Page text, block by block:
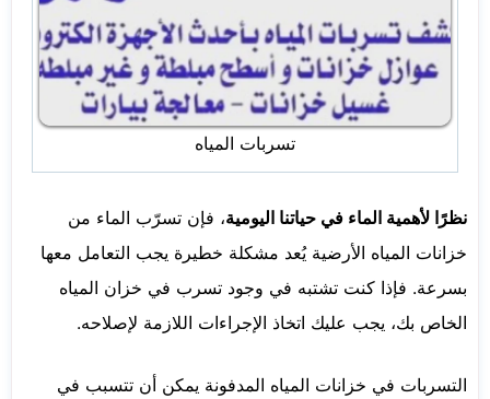
تسربات المياه
نظرًا لأهمية الماء في حياتنا اليومية، فإن تسرّب الماء من
خزانات المياه الأرضية يُعد مشكلة خطيرة يجب التعامل معها
بسرعة. فإذا كنت تشتبه في وجود تسرب في خزان المياه
الخاص بك، يجب عليك اتخاذ الإجراءات اللازمة لإصلاحه.
التسربات في خزانات المياه المدفونة يمكن أن تتسبب في